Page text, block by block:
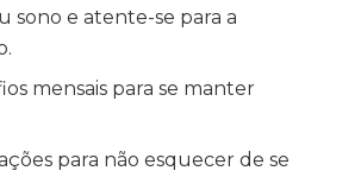
sono e atente-se para a
mensais para se manter
para não esquecer de se